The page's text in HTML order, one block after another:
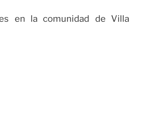
en la comunidad de Villa